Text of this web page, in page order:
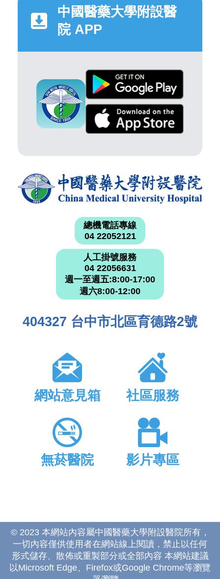
中國醫藥大學附設醫
院 APP
總機電話專線
04 22052121
人工掛號服務
04 22056631
週一至週五:8:00-17:00
週六8:00-12:00
404327 台中市北區育德路2號
網站意見箱 社區服務
無菸醫院 影片專區
© 2023 本網站內容屬中國醫藥大學附設醫院所有，
一切內容僅供使用者在網站線上閱讀，禁止以任何
形式儲存、散佈或重製部分或全部內容 本網站建議
以Microsoft Edge、Firefox或Google Chrome等瀏覽